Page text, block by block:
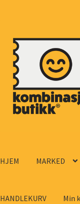
navigasjon
innhold
HJEM MARKED
HANDLEKURV Min